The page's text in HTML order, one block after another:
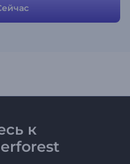
к